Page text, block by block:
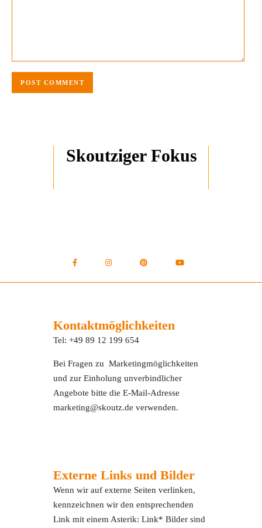
Skoutziger Fokus
Kontaktmöglichkeiten
Tel: +49 89 12 199 654
Bei Fragen zu Marketingmöglichkeiten
und zur Einholung unverbindlicher
Angebote bitte die E-Mail-Adresse
marketing@skoutz.de verwenden.
Externe Links und Bilder
Wenn wir auf externe Seiten verlinken,
kennzeichnen wir den entsprechenden
Link mit einem Asterik: Link* Bilder sind